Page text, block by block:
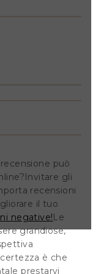
può
gli
recensioni
il tuo
negative!Le
grandiose,
è che
prestarvi